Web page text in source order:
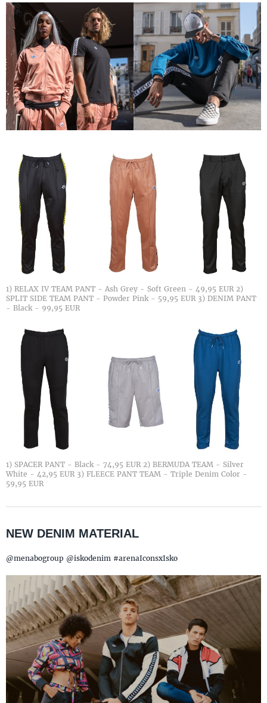
1) RELAX IV TEAM PANT - Ash Grey - Soft Green - 49,95 EUR 2)
SPLIT SIDE TEAM PANT - Powder Pink - 59,95 EUR 3) DENIM PANT
- Black - 99,95 EUR
1) SPACER PANT - Black - 74,95 EUR 2) BERMUDA TEAM - Silver
White - 42,95 EUR 3) FLEECE PANT TEAM - Triple Denim Color -
59,95 EUR
NEW DENIM MATERIAL
@menabogroup @iskodenim #arenaIconsxIsko